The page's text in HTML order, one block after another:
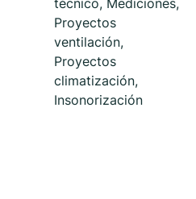
técnico, Mediciones,
Proyectos
ventilación,
Proyectos
climatización,
Insonorización